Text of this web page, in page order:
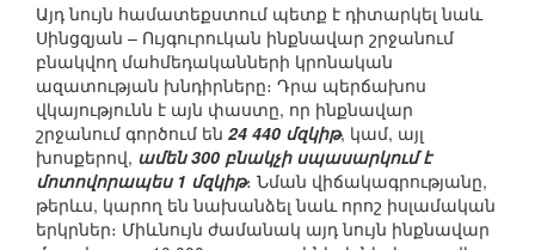
Այդ նույն համատեքստում պետք է դիտարկել նաև
Սինցզյան – Ույգուրուկան ինքնավար շրջանում
բնակվող մահմեդականների կրոնական
ազատության խնդիրները։ Դրա պերճախոս
վկայությունն է այն փաստը, որ ինքնավար
շրջանում գործում են 24 440 մզկիթ, կամ, այլ
խոսքերով, ամեն 300 բնակչի սպասարկում է
մոտովորապես 1 մզկիթ։ Նման վիճակագրությանը,
թերևս, կարող են նախանձել նաև որոշ իսլամական
երկրներ։ Միևնույն ժամանակ այդ նույն ինքնավար